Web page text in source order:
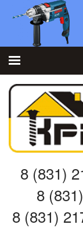
8 (831)
8
8 (831)